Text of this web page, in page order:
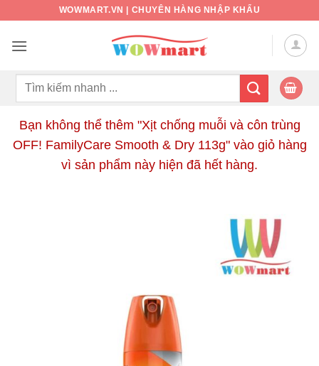
nội
WOWMART.VN | CHUYÊN HÀNG NHẬP KHẨU
Tìm
Bạn không thể thêm "Xịt chống muỗi và côn trùng
OFF! FamilyCare Smooth & Dry 113g" vào giỏ hàng
vì sản phẩm này hiện đã hết hàng.